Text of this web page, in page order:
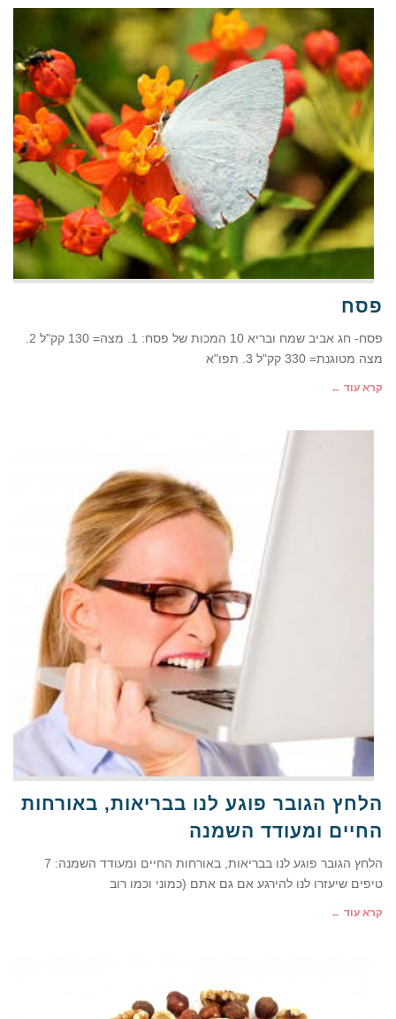
פסח
מצה מטוגנת= 330 קק"ל 3. תפו"א
קרא עוד ←
הלחץ הגובר פוגע לנו בבריאות, באורחות
החיים ומעודד השמנה
הלחץ הגובר פוגע לנו בבריאות, באורחות החיים ומעודד השמנה: 7
טיפים שיעזרו לנו להירגע אם גם אתם (כמוני וכמו רוב
קרא עוד ←